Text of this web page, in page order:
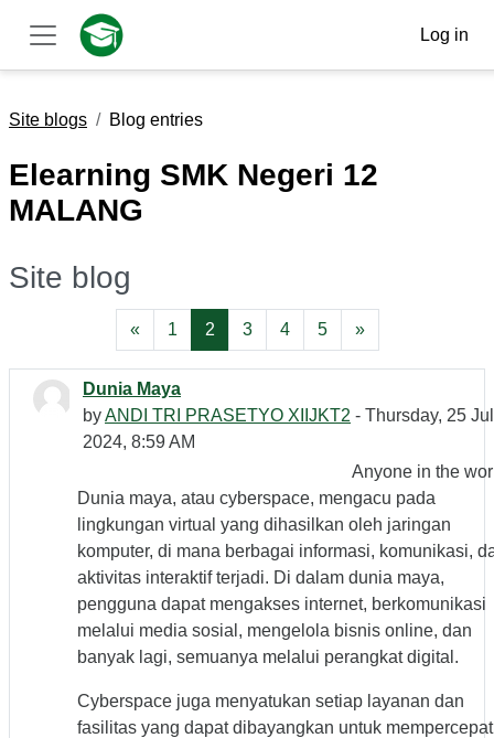
Skip to main content
Side panel
Log in
Site blogs Blog entries
Elearning SMK Negeri 12
MALANG
Site blog
«Previous page
1 Page 1
2Page 2
3Page 3
4Page 4
5Page 5
»Next page
Dunia Maya
byANDI TRI PRASETYO XIIJKT2 - Thursday, 25
2024, 8:59 AM
Anyone in the
Dunia maya, atau cyberspace, mengacu pada
lingkungan virtual yang dihasilkan oleh jaringan
komputer, di mana berbagai informasi, komunikasi,
aktivitas interaktif terjadi. Di dalam dunia maya,
pengguna dapat mengakses internet, berkomunikasi
melalui media sosial, mengelola bisnis online, dan
banyak lagi, semuanya melalui perangkat digital.
Cyberspace juga menyatukan setiap layanan dan
fasilitas yang dapat dibayangkan untuk mempercepat